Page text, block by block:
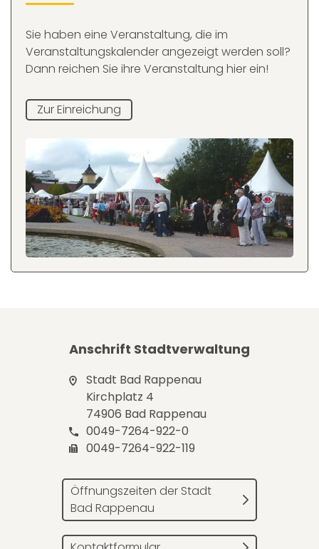
Sie haben eine Veranstaltung, die im
Veranstaltungskalender angezeigt werden soll?
Dann reichen Sie ihre Veranstaltung hier ein!
Zur Einreichung
Anschrift Stadtverwaltung
Stadt Bad Rappenau
Kirchplatz 4
74906 Bad Rappenau
0049-7264-922-0
0049-7264-922-119
Öffnungszeiten der Stadt
Bad Rappenau